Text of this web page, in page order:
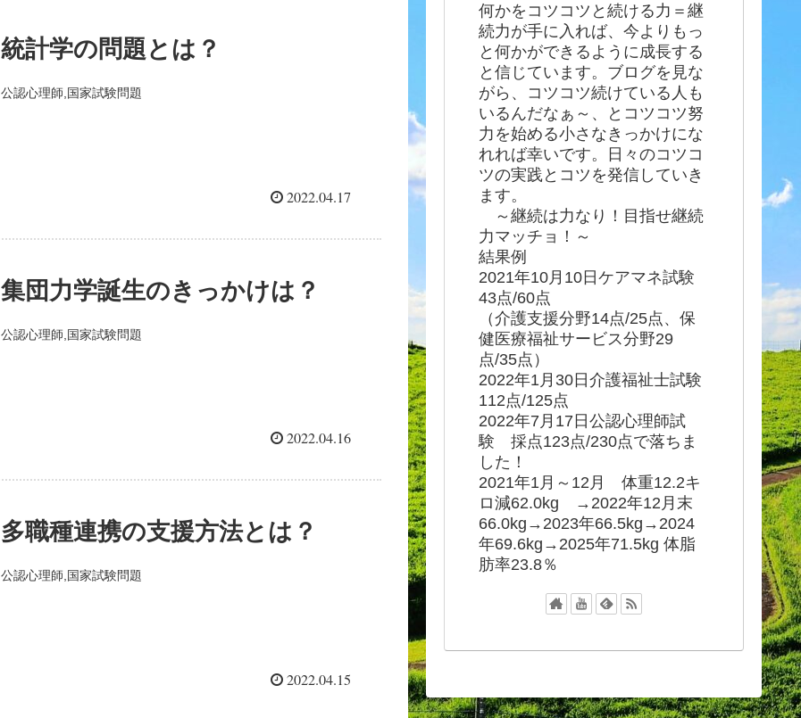
統計学の問題とは？
公認心理師,国家試験問題
2022.04.17
集団力学誕生のきっかけは？
公認心理師,国家試験問題
2022.04.16
多職種連携の支援方法とは？
公認心理師,国家試験問題
2022.04.15
何かをコツコツと続ける力＝継
続力が手に入れば、今よりもっ
と何かができるように成長する
と信じています。ブログを見な
がら、コツコツ続けている人も
いるんだなぁ～、とコツコツ努
力を始める小さなきっかけにな
れれば幸いです。日々のコツコ
ツの実践とコツを発信していき
ます。
～継続は力なり！目指せ継続
力マッチョ！～
結果例
2021年10月10日ケアマネ試験
43点/60点
（介護支援分野14点/25点、保
健医療福祉サービス分野29
点/35点）
2022年1月30日介護福祉士試験
112点/125点
2022年7月17日公認心理師試
験 採点123点/230点で落ちま
した！
2021年1月～12月 体重12.2キ
ロ減62.0kg →2022年12月末
66.0kg→2023年66.5kg→2024
年69.6kg→2025年71.5kg 体脂
肪率23.8％